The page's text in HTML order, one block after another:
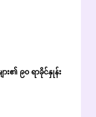
း၏ ၉၀ ရာခိုင်နှုန်း